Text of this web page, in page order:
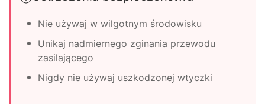
Nie używaj w wilgotnym środowisku
Unikaj nadmiernego zginania przewodu
zasilającego
Nigdy nie używaj uszkodzonej wtyczki